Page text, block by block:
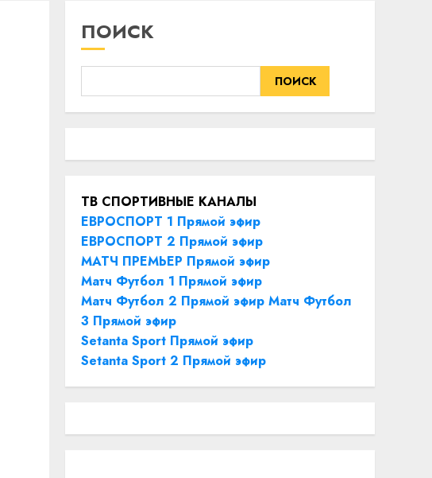
ПОИСК
ПОИСК
ТВ СПОРТИВНЫЕ КАНАЛЫ
ЕВРОСПОРТ 1 Прямой эфир
ЕВРОСПОРТ 2 Прямой эфир
МАТЧ ПРЕМЬЕР Прямой эфир
Матч Футбол 1 Прямой эфир
Матч Футбол 2 Прямой эфир Матч Футбол
3 Прямой эфир
Setanta Sport Прямой эфир
Setanta Sport 2 Прямой эфир